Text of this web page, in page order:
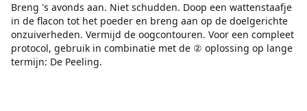
Breng 's avonds aan. Niet schudden. Doop een wattenstaafje
in de flacon tot het poeder en breng aan op de doelgerichte
onzuiverheden. Vermijd de oogcontouren. Voor een compleet
protocol, gebruik in combinatie met de ② oplossing op lange
termijn: De Peeling.